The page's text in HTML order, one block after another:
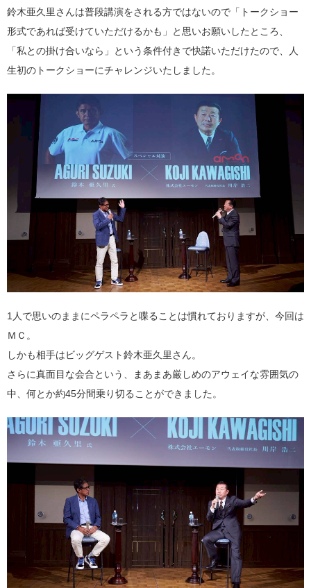
鈴木亜久里さんは普段講演をされる方ではないので「トークショー
形式であれば受けていただけるかも」と思いお願いしたところ、
「私との掛け合いなら」という条件付きで快諾いただけたので、人
生初のトークショーにチャレンジいたしました。
1人で思いのままにペラペラと喋ることは慣れておりますが、今回は
ＭＣ。
しかも相手はビッグゲスト鈴木亜久里さん。
さらに真面目な会合という、まあまあ厳しめのアウェイな雰囲気の
中、何とか約45分間乗り切ることができました。